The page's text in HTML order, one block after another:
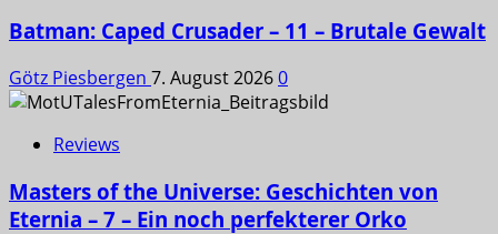
Batman: Caped Crusader – 11 – Brutale Gewalt
Götz Piesbergen 7. August 20260
Reviews
Masters of the Universe: Geschichten von
Eternia – 7 – Ein noch perfekterer Orko